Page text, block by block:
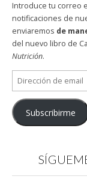
Introduce tu correo
notificaciones de
enviaremos de
del nuevo libro de
Nutrición.
Dirección
de
email
Subscribirme